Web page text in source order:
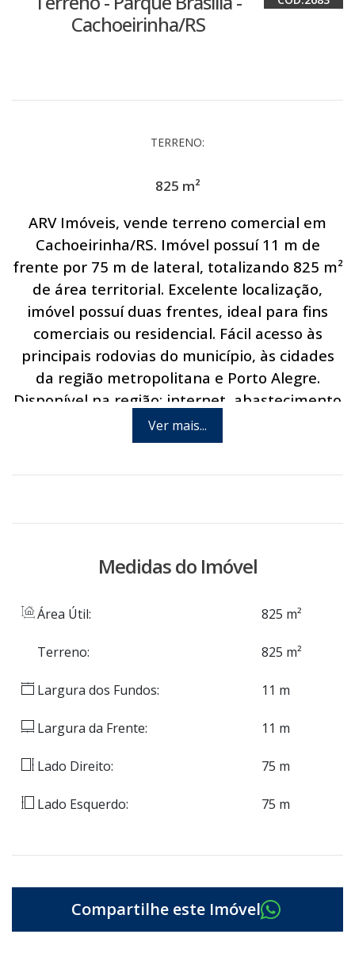
Cachoeirinha/RS
TERRENO:
825 m²
ARV Imóveis, vende terreno comercial em
Cachoeirinha/RS. Imóvel possuí 11 m de
frente por 75 m de lateral, totalizando 825 m²
de área territorial. Excelente localização,
imóvel possuí duas frentes, ideal para fins
comerciais ou residencial. Fácil acesso às
principais rodovias do município, às cidades
da região metropolitana e Porto Alegre.
Disponível na região: internet, abastecimento
de água, energia elétrica, linha telefônica e
linha de ônibus. Agende hoje mesmo uma
Ver mais...
Medidas do Imóvel
Área Útil: 825 m²
Terreno: 825 m²
Largura dos Fundos: 11 m
Largura da Frente: 11 m
Lado Direito: 75 m
Lado Esquerdo: 75 m